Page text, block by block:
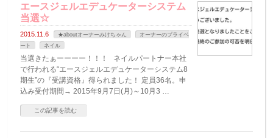
エースジェルエデュケーターシステム
当選☆
2015.11.6 ★aboutオーナーみけちゃん
オーナーのプライベ
ート
ネイル
当選きたぁーーーー！！！ ネイルパートナー本社
で行われる“エースジェルエデュケーターシステム8
期生”の『受講資格』得られました！ 定員36名。申
込み受付期間→ 2015年9月7日(月)～10月3 …
この記事を読む